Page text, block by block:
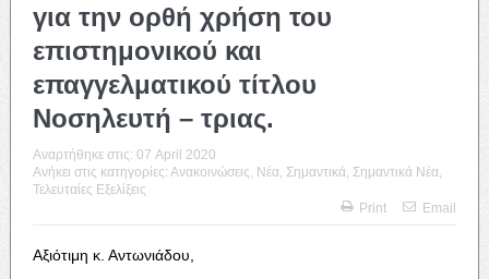
για την ορθή χρήση του
επιστημονικού και
επαγγελματικού τίτλου
Νοσηλευτή – τριας.
Αναρτήθηκε στις: 07 April 2020
Ανήκει στις κατηγορίες: Ανακοινώσεις Νέα Σημαντικά Σημαντικά Νέα
Τελευταίες Εξελίξεις
Print
Email
Αξιότιμη κ. Αντωνιάδου,